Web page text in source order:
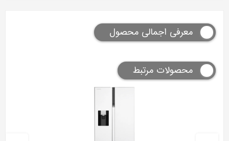
معرفی اجمالی محصول
محصولات مرتبط